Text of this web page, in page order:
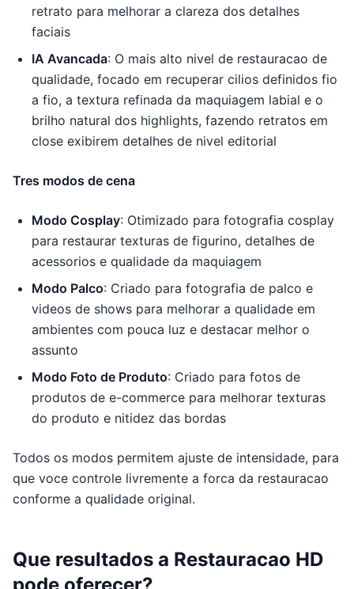
retrato para melhorar a clareza dos detalhes
faciais
IA Avancada: O mais alto nivel de restauracao de
qualidade, focado em recuperar cilios definidos fio
a fio, a textura refinada da maquiagem labial e o
brilho natural dos highlights, fazendo retratos em
close exibirem detalhes de nivel editorial
Tres modos de cena
Modo Cosplay: Otimizado para fotografia cosplay
para restaurar texturas de figurino, detalhes de
acessorios e qualidade da maquiagem
Modo Palco: Criado para fotografia de palco e
videos de shows para melhorar a qualidade em
ambientes com pouca luz e destacar melhor o
assunto
Modo Foto de Produto: Criado para fotos de
produtos de e-commerce para melhorar texturas
do produto e nitidez das bordas
Todos os modos permitem ajuste de intensidade, para
que voce controle livremente a forca da restauracao
conforme a qualidade original.
Que resultados a Restauracao HD